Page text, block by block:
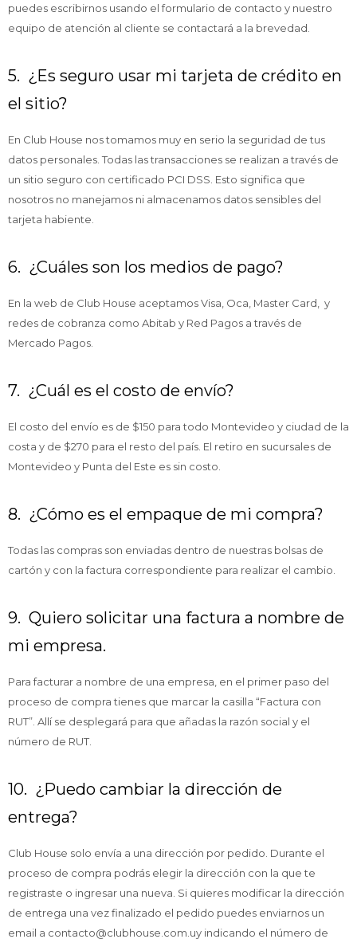
puedes escribirnos usando el formulario de contacto y nuestro
equipo de atención al cliente se contactará a la brevedad.
5. ¿Es seguro usar mi tarjeta de crédito en
el sitio?
En Club House nos tomamos muy en serio la seguridad de tus
datos personales. Todas las transacciones se realizan a través de
un sitio seguro con certificado PCI DSS. Esto significa que
nosotros no manejamos ni almacenamos datos sensibles del
tarjeta habiente.
6. ¿Cuáles son los medios de pago?
En la web de Club House aceptamos Visa, Oca, Master Card, y
redes de cobranza como Abitab y Red Pagos a través de
Mercado Pagos.
7. ¿Cuál es el costo de envío?
El costo del envío es de $150 para todo Montevideo y ciudad de la
costa y de $270 para el resto del país. El retiro en sucursales de
Montevideo y Punta del Este es sin costo.
8. ¿Cómo es el empaque de mi compra?
Todas las compras son enviadas dentro de nuestras bolsas de
cartón y con la factura correspondiente para realizar el cambio.
9. Quiero solicitar una factura a nombre de
mi empresa.
Para facturar a nombre de una empresa, en el primer paso del
proceso de compra tienes que marcar la casilla “Factura con
RUT”. Allí se desplegará para que añadas la razón social y el
número de RUT.
10. ¿Puedo cambiar la dirección de
entrega?
Club House solo envía a una dirección por pedido. Durante el
proceso de compra podrás elegir la dirección con la que te
registraste o ingresar una nueva. Si quieres modificar la dirección
de entrega una vez finalizado el pedido puedes enviarnos un
email a contacto@clubhouse.com.uy indicando el número de